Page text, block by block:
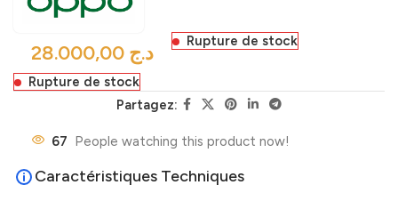
د.ج Rupture de stock
Rupture de stock
Partagez:
67 People watching this product now!
Caractéristiques Techniques